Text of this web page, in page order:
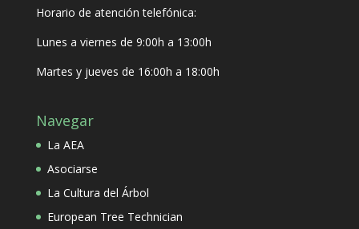
Horario de atención telefónica:
Lunes a viernes de 9:00h a 13:00h
Martes y jueves de 16:00h a 18:00h
Navegar
La AEA
Asociarse
La Cultura del Árbol
European Tree Technician